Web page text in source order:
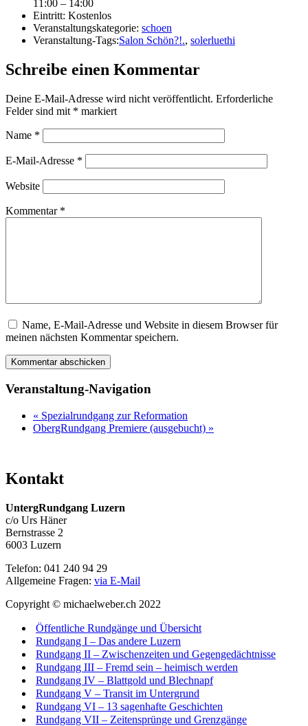
11:00 – 14:00
Eintritt: Kostenlos
Veranstaltungskategorie: schoen
Veranstaltung-Tags:Salon Schön?!., solerluethi
Schreibe einen Kommentar
Deine E-Mail-Adresse wird nicht veröffentlicht. Erforderliche
Felder sind mit * markiert
Name *
E-Mail-Adresse *
Website
Kommentar *
Name, E-Mail-Adresse und Website in diesem Browser für
meinen nächsten Kommentar speichern.
Veranstaltung-Navigation
« Spezialrundgang zur Reformation
ObergRundgang Premiere (ausgebucht) »
Kontakt
UntergRundgang Luzern
c/o Urs Häner
Bernstrasse 2
6003 Luzern
Telefon: 041 240 94 29
Allgemeine Fragen: via E-Mail
Copyright © michaelweber.ch 2022
Öffentliche Rundgänge und Übersicht
Rundgang I – Das andere Luzern
Rundgang II – Zwischenzeiten und Gegengedächtnisse
Rundgang III – Fremd sein – heimisch werden
Rundgang IV – Blattgold und Blechnapf
Rundgang V – Transit im Untergrund
Rundgang VI – 13 sagenhafte Geschichten
Rundgang VII – Zeitensprünge und Grenzgänge